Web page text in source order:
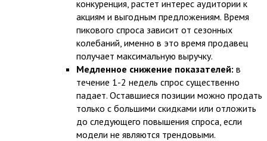
конкуренция, растет интерес аудитории к
акциям и выгодным предложениям. Время
пикового спроса зависит от сезонных
колебаний, именно в это время продавец
получает максимальную выручку.
Медленное снижение показателей: в
течение 1-2 недель спрос существенно
падает. Оставшиеся позиции можно продать
только с большими скидками или отложить
до следующего повышения спроса, если
модели не являются трендовыми.